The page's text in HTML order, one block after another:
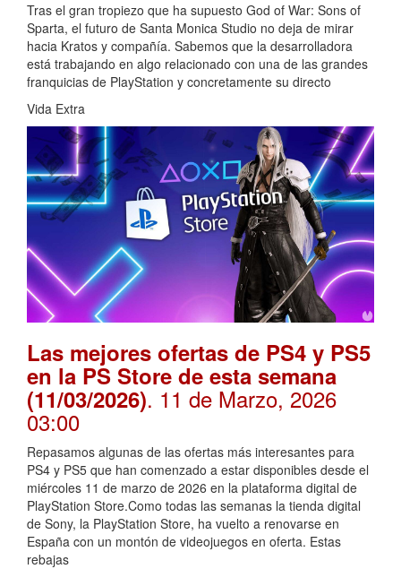
Tras el gran tropiezo que ha supuesto God of War: Sons of
Sparta, el futuro de Santa Monica Studio no deja de mirar
hacia Kratos y compañía. Sabemos que la desarrolladora
está trabajando en algo relacionado con una de las grandes
franquicias de PlayStation y concretamente su directo
Vida Extra
Las mejores ofertas de PS4 y PS5
en la PS Store de esta semana
(11/03/2026). 11 de Marzo, 2026
03:00
Repasamos algunas de las ofertas más interesantes para
PS4 y PS5 que han comenzado a estar disponibles desde el
miércoles 11 de marzo de 2026 en la plataforma digital de
PlayStation Store.Como todas las semanas la tienda digital
de Sony, la PlayStation Store, ha vuelto a renovarse en
España con un montón de videojuegos en oferta. Estas
rebajas